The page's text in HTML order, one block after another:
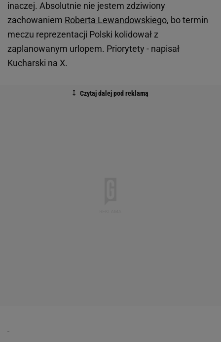
inaczej. Absolutnie nie jestem zdziwiony
zachowaniem Roberta Lewandowskiego, bo termin
meczu reprezentacji Polski kolidował z
zaplanowanym urlopem. Priorytety - napisał
Kucharski na X.